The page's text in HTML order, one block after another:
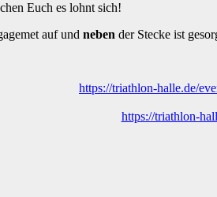
Euch es lohnt sich!
auf und neben der Stecke ist
https://triathlon-halle.de/
https://triathlon-